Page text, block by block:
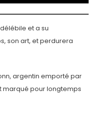
et a su
son art, et perdurera
argentin emporté par
marqué pour longtemps